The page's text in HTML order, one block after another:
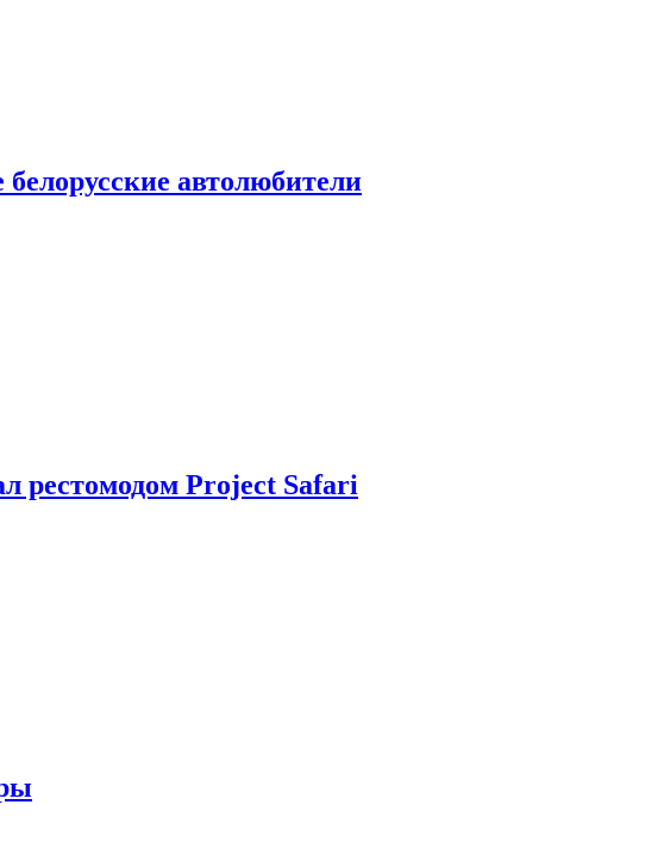
автолюбители
рестомодом Project Safari